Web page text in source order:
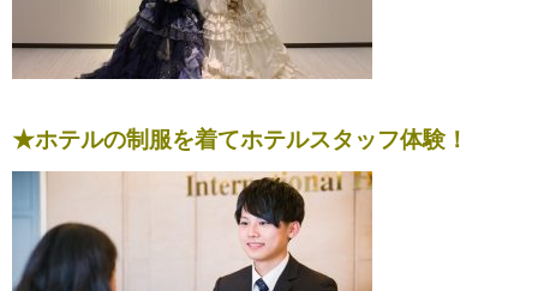
★ホテルの制服を着てホテルスタッフ体験！